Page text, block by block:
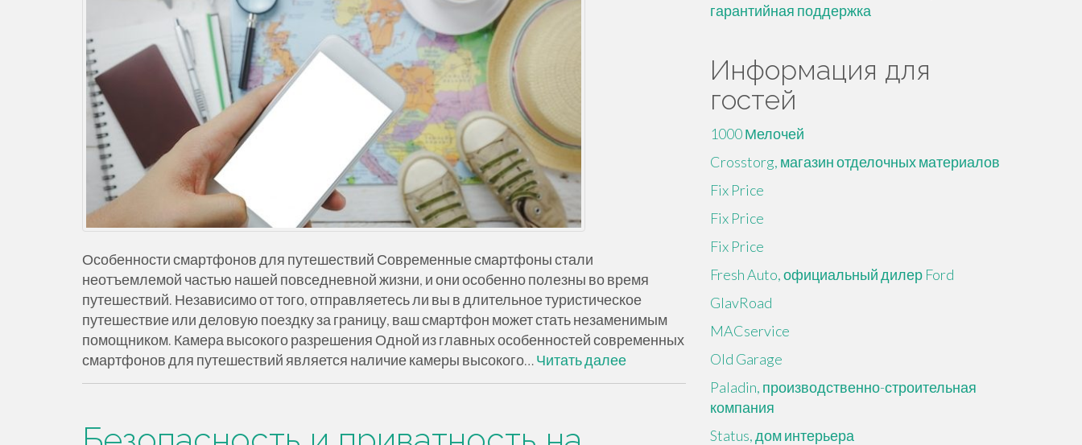
Особенности смартфонов для путешествий Современные смартфоны стали
неотъемлемой частью нашей повседневной жизни, и они особенно полезны во время
путешествий. Независимо от того, отправляетесь ли вы в длительное туристическое
путешествие или деловую поездку за границу, ваш смартфон может стать незаменимым
помощником. Камера высокого разрешения Одной из главных особенностей современных
смартфонов для путешествий является наличие камеры высокого…Читать далее
гарантийная поддержка
Информация для
гостей
1000 Мелочей
Crosstorg, магазин отделочных материалов
Fix Price
Fix Price
Fix Price
Fresh Auto, официальный дилер Ford
GlavRoad
MACservice
Old Garage
Paladin, производственно-строительная
компания
Status, дом интерьера